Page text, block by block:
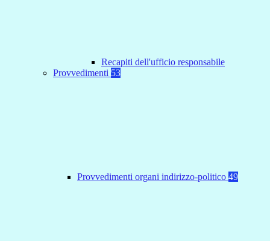
Recapiti dell'ufficio responsabile
Provvedimenti 53
Provvedimenti organi indirizzo-politico 49